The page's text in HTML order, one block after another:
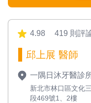
4.98 419 則評
邱上展 醫師
一隅日沐牙醫診
新北市林口區文化
段469號1、2樓